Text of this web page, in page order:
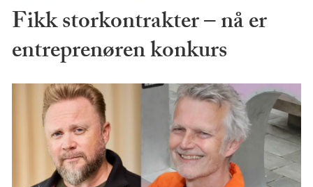
Fikk storkontrakter – nå er
entreprenøren konkurs